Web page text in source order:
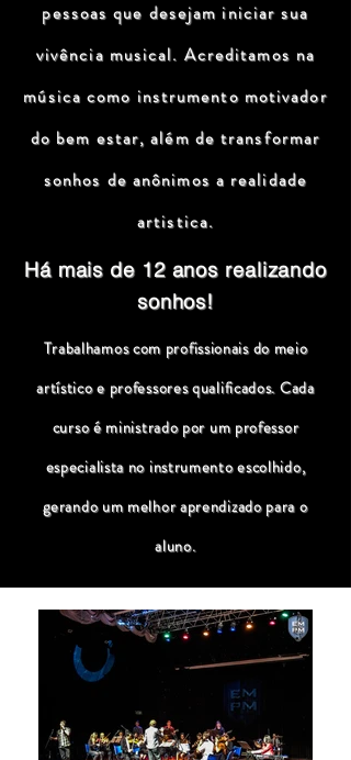
pessoas que desejam iniciar sua
vivência musical. Acreditamos na
música como instrumento motivador
do bem estar, além de transformar
sonhos de anônimos a realidade
artistica.
Há mais de 12 anos realizando
sonhos!
Trabalhamos com profissionais do meio
artístico e professores qualificados. Cada
curso é ministrado por um professor
especialista no instrumento escolhido,
gerando um melhor aprendizado para o
aluno.